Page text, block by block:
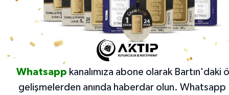
Whatsapp kanalımıza abone olarak Bartın'daki
gelişmelerden anında haberdar olun. Whatsapp